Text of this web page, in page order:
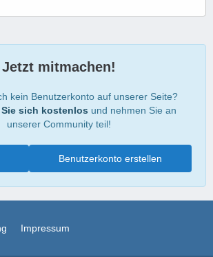
Jetzt mitmachen!
kein Benutzerkonto auf unserer Seite?
sich kostenlos und nehmen Sie an
unserer Community teil!
Benutzerkonto erstellen
Impressum